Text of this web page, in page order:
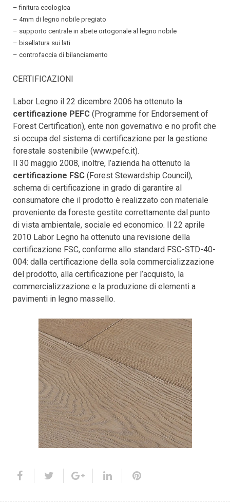
– finitura ecologica
– 4mm di legno nobile pregiato
– supporto centrale in abete ortogonale al legno nobile
– bisellatura sui lati
– controfaccia di bilanciamento
CERTIFICAZIONI
Labor Legno il 22 dicembre 2006 ha ottenuto la
certificazione PEFC (Programme for Endorsement of
Forest Certification), ente non governativo e no profit che
si occupa del sistema di certificazione per la gestione
forestale sostenibile (www.pefc.it).
Il 30 maggio 2008, inoltre, l’azienda ha ottenuto la
certificazione FSC (Forest Stewardship Council),
schema di certificazione in grado di garantire al
consumatore che il prodotto è realizzato con materiale
proveniente da foreste gestite correttamente dal punto
di vista ambientale, sociale ed economico. Il 22 aprile
2010 Labor Legno ha ottenuto una revisione della
certificazione FSC, conforme allo standard FSC-STD-40-
004: dalla certificazione della sola commercializzazione
del prodotto, alla certificazione per l’acquisto, la
commercializzazione e la produzione di elementi a
pavimenti in legno massello.